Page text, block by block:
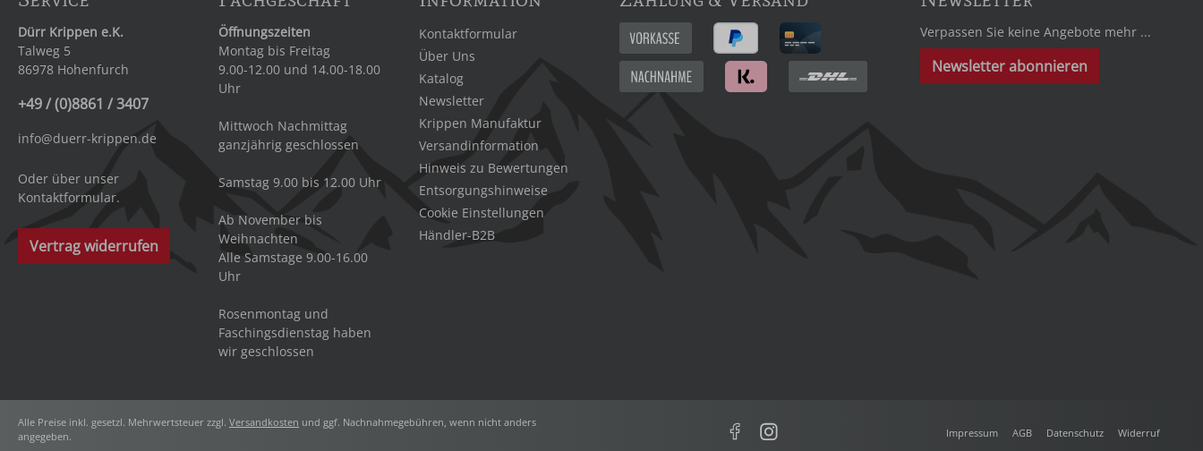
Dürr Krippen e.K.
Talweg 5
86978 Hohenfurch
+49 / (0)8861 / 3407
info@duerr-krippen.de
Oder über unser
Kontaktformular.
Vertrag widerrufen
Öffnungszeiten
Montag bis Freitag
9.00-12.00 und 14.00-18.00
Uhr
Mittwoch Nachmittag
ganzjährig geschlossen
Samstag 9.00 bis 12.00 Uhr
Ab November bis
Weihnachten
Alle Samstage 9.00-16.00
Uhr
Rosenmontag und
Faschingsdienstag haben
wir geschlossen
Kontaktformular
Über Uns
Katalog
Newsletter
Krippen Manufaktur
Versandinformation
Hinweis zu Bewertungen
Entsorgungshinweise
Cookie Einstellungen
Händler-B2B
Verpassen Sie keine Angebote mehr ...
Newsletter abonnieren
Alle Preise inkl. gesetzl. Mehrwertsteuer zzgl. Versandkosten und ggf. Nachnahmegebühren, wenn nicht anders
angegeben.
Impressum AGB Datenschutz Widerruf